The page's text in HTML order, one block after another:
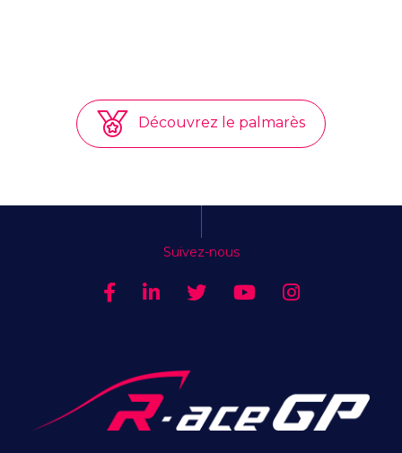
Découvrez le palmarès
Suivez-nous